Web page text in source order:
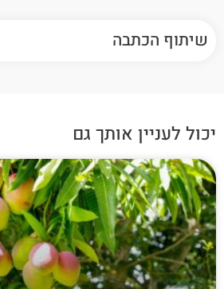
שיתוף הכתבה
יכול לעניין אותך גם